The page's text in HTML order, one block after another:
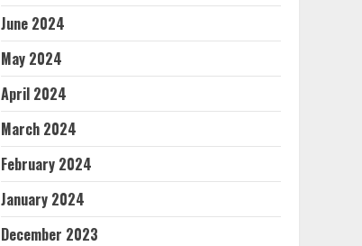
June 2024
May 2024
April 2024
March 2024
February 2024
January 2024
December 2023